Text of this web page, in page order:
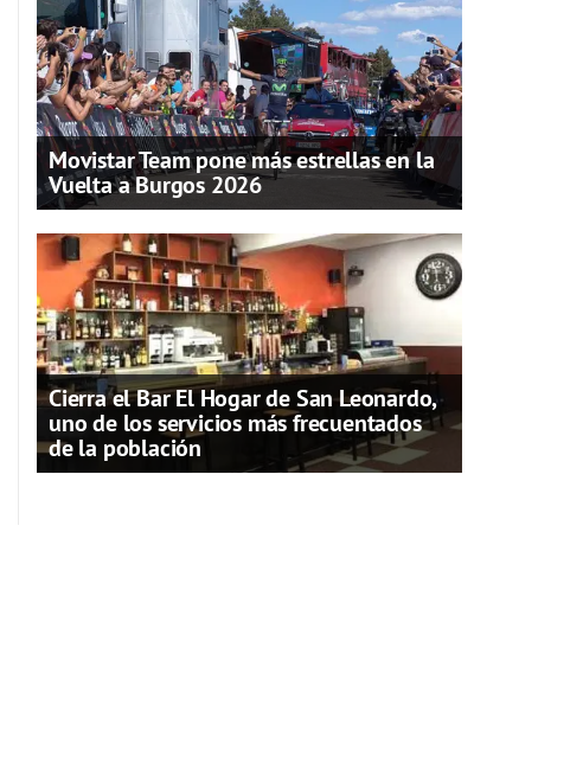
Movistar Team pone más estrellas en la
Vuelta a Burgos 2026
Cierra el Bar El Hogar de San Leonardo,
uno de los servicios más frecuentados
de la población